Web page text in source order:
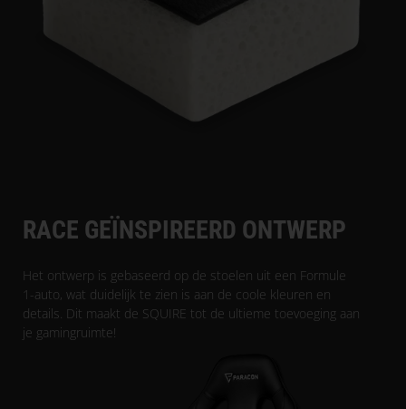
RACE GEÏNSPIREERD ONTWERP
Het ontwerp is gebaseerd op de stoelen uit een Formule
1-auto, wat duidelijk te zien is aan de coole kleuren en
details. Dit maakt de SQUIRE tot de ultieme toevoeging aan
je gamingruimte!